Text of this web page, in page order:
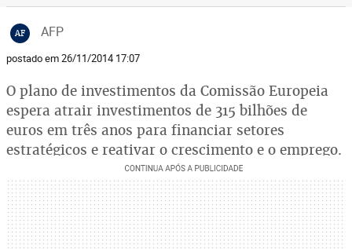
AF AFP
postado em 26/11/2014 17:07
O plano de investimentos da Comissão Europeia
espera atrair investimentos de 315 bilhões de
euros em três anos para financiar setores
estratégicos e reativar o crescimento e o emprego.